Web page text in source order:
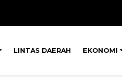
LINTAS DAERAH EKONOMI